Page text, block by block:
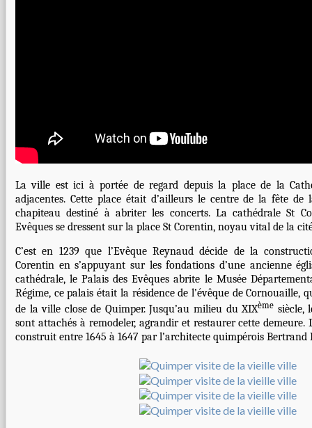
La ville est ici à portée de regard depuis la place de la
adjacentes. Cette place était d’ailleurs le centre de la fête de
chapiteau destiné à abriter les concerts. La cathédrale St
Evêques se dressent sur la place St Corentin, noyau vital de la
C’est en 1239 que l’Evêque Reynaud décide de la
Corentin en s’appuyant sur les fondations d’une ancienne
cathédrale, le Palais des Evêques abrite le Musée
Régime, ce palais était la résidence de l’évêque de Cornouaille,
de la ville close de Quimper. Jusqu’au milieu du XIXème siècle,
sont attachés à remodeler, agrandir et restaurer cette demeure.
construit entre 1645 à 1647 par l’architecte quimpérois Bertrand